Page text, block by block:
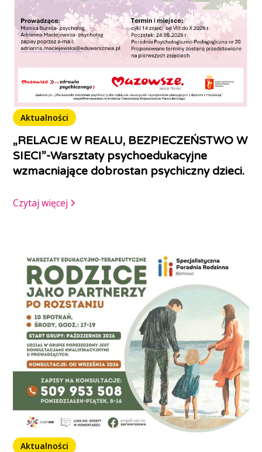
Aktualności
„RELACJE W REALU, BEZPIECZEŃSTWO W
SIECI”-Warsztaty psychoedukacyjne
wzmacniające dobrostan psychiczny dzieci.
Czytaj więcej
Aktualności